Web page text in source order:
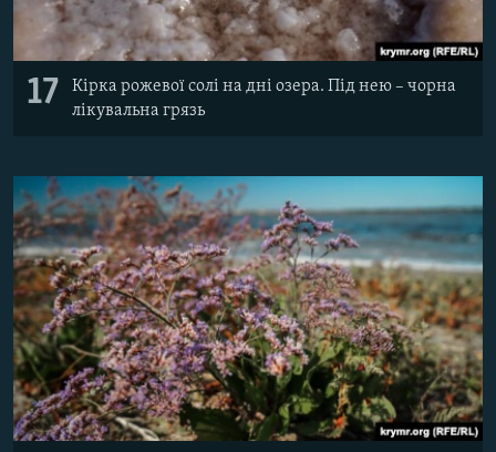
17
Кірка рожевої солі на дні озера. Під нею – чорна
лікувальна грязь